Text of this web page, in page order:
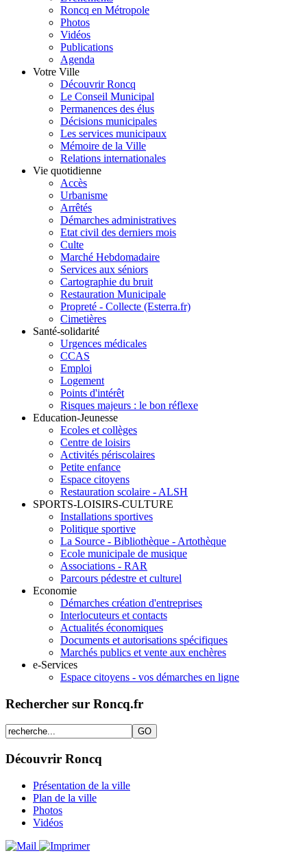
Roncq en Métropole
Photos
Vidéos
Publications
Agenda
Votre Ville
Découvrir Roncq
Le Conseil Municipal
Permanences des élus
Décisions municipales
Les services municipaux
Mémoire de la Ville
Relations internationales
Vie quotidienne
Accès
Urbanisme
Arrêtés
Démarches administratives
Etat civil des derniers mois
Culte
Marché Hebdomadaire
Services aux séniors
Cartographie du bruit
Restauration Municipale
Propreté - Collecte (Esterra.fr)
Cimetières
Santé-solidarité
Urgences médicales
CCAS
Emploi
Logement
Points d'intérêt
Risques majeurs : le bon réflexe
Education-Jeunesse
Ecoles et collèges
Centre de loisirs
Activités périscolaires
Petite enfance
Espace citoyens
Restauration scolaire - ALSH
SPORTS-LOISIRS-CULTURE
Installations sportives
Politique sportive
La Source - Bibliothèque - Artothèque
Ecole municipale de musique
Associations - RAR
Parcours pédestre et culturel
Economie
Démarches création d'entreprises
Interlocuteurs et contacts
Actualités économiques
Documents et autorisations spécifiques
Marchés publics et vente aux enchères
e-Services
Espace citoyens - vos démarches en ligne
Rechercher sur Roncq.fr
Découvrir Roncq
Présentation de la ville
Plan de la ville
Photos
Vidéos